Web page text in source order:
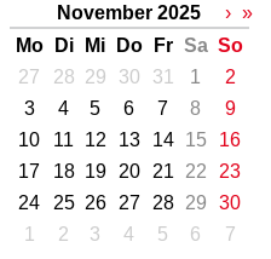
November 2025
Mo
Di Mi Do Fr Sa So
27
28 29 30 31 1
2
3
4 5 6 7 8
9
10
11 12 13 14 15
16
17
18 19 20 21 22
23
24
25 26 27 28 29
30
1
2 3 4 5 6 7
› »